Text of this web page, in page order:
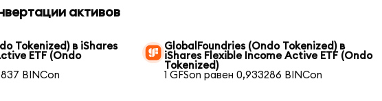
активов
Tokenized) в iShares
ETF (Ondo
BINCon
GlobalFoundries (Ondo Tokenized) в
iShares Flexible Income Active ETF (Ondo
Tokenized)
1 GFSon равен 0,933286 BINCon